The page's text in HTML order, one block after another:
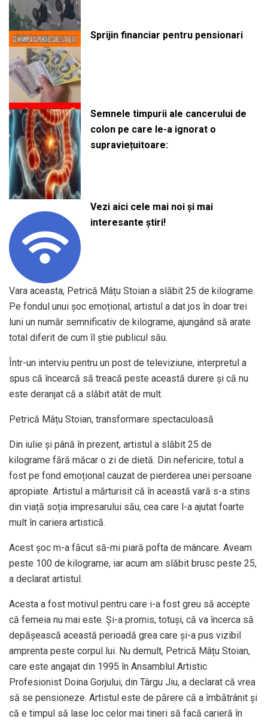
Sprijin financiar pentru pensionari
Semnele timpurii ale cancerului de
colon pe care le-a ignorat o
supraviețuitoare:
Vezi aici cele mai noi și mai
interesante știri!
Vara aceasta, Petrică Mâțu Stoian a slăbit 25 de kilograme.
Pe fondul unui șoc emoțional, artistul a dat jos în doar trei
luni un număr semnificativ de kilograme, ajungând să arate
total diferit de cum îl știe publicul său.
Într-un interviu pentru un post de televiziune, interpretul a
spus că încearcă să treacă peste această durere și că nu
este deranjat că a slăbit atât de mult.
Petrică Mâțu Stoian, transformare spectaculoasă
Din iulie și până în prezent, artistul a slăbit 25 de
kilograme fără măcar o zi de dietă. Din nefericire, totul a
fost pe fond emoțional cauzat de pierderea unei persoane
apropiate. Artistul a mărturisit că în această vară s-a stins
din viață soția impresarului său, cea care l-a ajutat foarte
mult în cariera artistică.
Acest șoc m-a făcut să-mi piară pofta de mâncare. Aveam
peste 100 de kilograme, iar acum am slăbit brusc peste 25,
a declarat artistul.
Acesta a fost motivul pentru care i-a fost greu să accepte
că femeia nu mai este. Și-a promis, totuși, că va încerca să
depășească această perioadă grea care și-a pus vizibil
amprenta peste corpul lui. Nu demult, Petrică Mâțu Stoian,
care este angajat din 1995 în Ansamblul Artistic
Profesionist Doina Gorjului, din Târgu Jiu, a declarat că vrea
să se pensioneze. Artistul este de părere că a îmbătrânit și
că e timpul să lase loc celor mai tineri să facă carieră în